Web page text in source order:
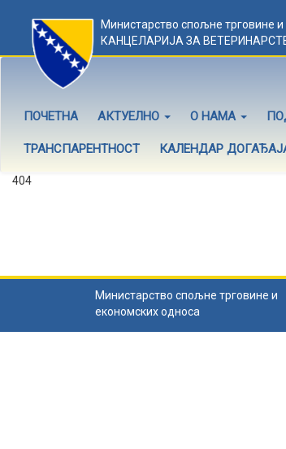
Министарство спољне трговине
КАНЦЕЛАРИЈА ЗА
ПОЧЕТНА АКТУЕЛНО О НАМА
ТРАНСПАРЕНТНОСТ КАЛЕНДАР
404
Министарство спољне трговине и
економских односа